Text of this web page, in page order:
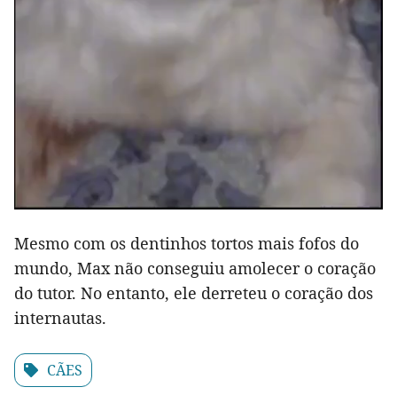
Mesmo com os dentinhos tortos mais fofos do
mundo, Max não conseguiu amolecer o coração
do tutor. No entanto, ele derreteu o coração dos
internautas.
CÃES